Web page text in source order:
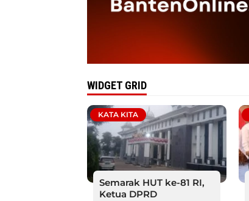
WIDGET GRID
KATA KITA
Semarak HUT ke-81 RI,
Ketua DPRD